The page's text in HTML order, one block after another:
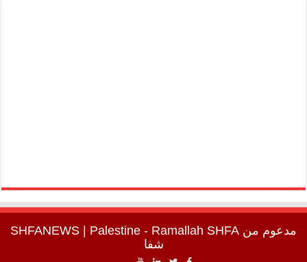
مدعوم من SHFANEWS | Palestine - Ramallah SHFA
شفا